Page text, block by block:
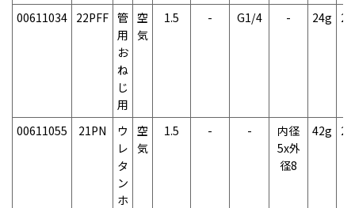
00611034 22PFF 管
用
お
ね
じ
用
空
気
1.5 - G1/4 - 24g
00611055 21PN
ウ
レ
タ
ン
ホ
空
気
1.5 - -
内径
5x外
径8
42g